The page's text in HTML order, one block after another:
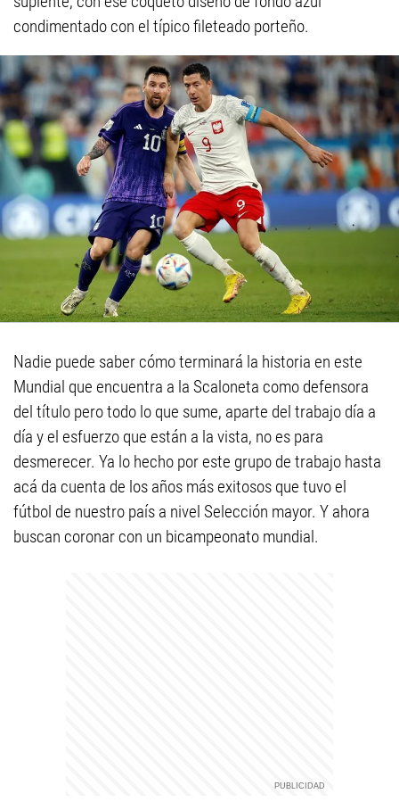
condimentado con el típico fileteado porteño.
Nadie puede saber cómo terminará la historia en este
Mundial que encuentra a la Scaloneta como defensora
del título pero todo lo que sume, aparte del trabajo día a
día y el esfuerzo que están a la vista, no es para
desmerecer. Ya lo hecho por este grupo de trabajo hasta
acá da cuenta de los años más exitosos que tuvo el
fútbol de nuestro país a nivel Selección mayor. Y ahora
buscan coronar con un bicampeonato mundial.